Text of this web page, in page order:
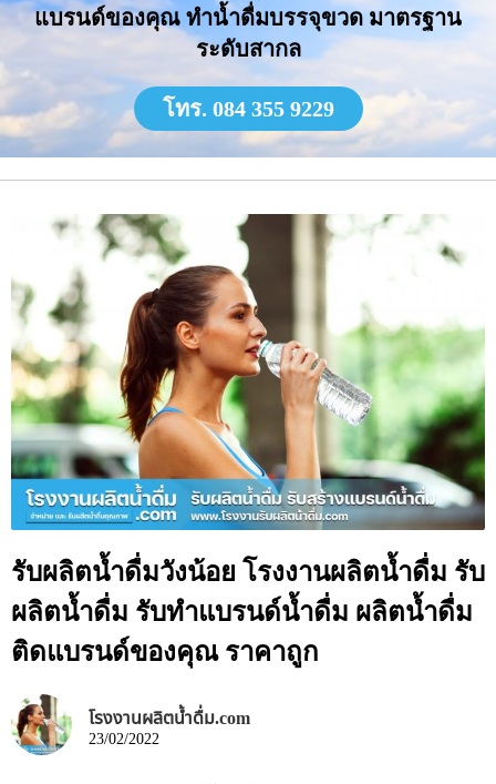
แบรนด์ของคุณ ทำน้ำดื่มบรรจุขวด มาตรฐาน
ระดับสากล
โทร. 084 355 9229
รับผลิตน้ำดื่มวังน้อย โรงงานผลิตน้ำดื่ม รับ
ผลิตน้ำดื่ม รับทำแบรนด์น้ำดื่ม ผลิตน้ำดื่ม
ติดแบรนด์ของคุณ ราคาถูก
โรงงานผลิตน้ำดื่ม.com
23/02/2022